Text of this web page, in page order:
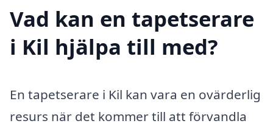
Vad kan en tapetserare
i Kil hjälpa till med?
En tapetserare i Kil kan vara en ovärderlig
resurs när det kommer till att förvandla